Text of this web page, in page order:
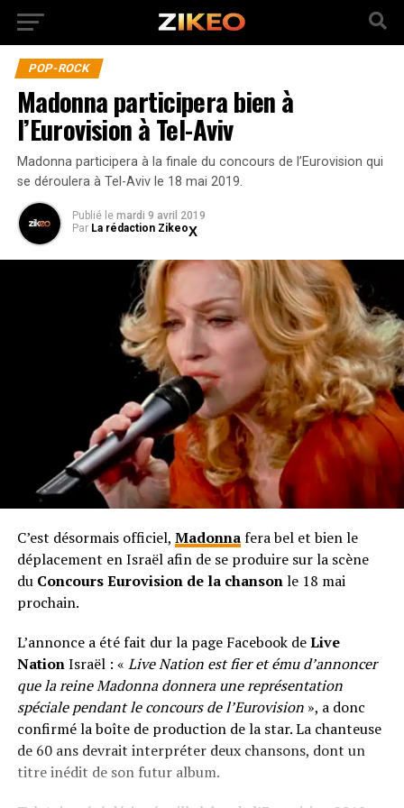
POP-ROCK
Madonna participera bien à
l’Eurovision à Tel-Aviv
Madonna participera à la finale du concours de l’Eurovision qui
se déroulera à Tel-Aviv le 18 mai 2019.
Publié le mardi 9 avril 2019
Par La rédaction Zikeo
C’est désormais officiel, Madonnafera bel et bien le
déplacement en Israël afin de se produire sur la scène
du Concours Eurovision de la chansonle 18 mai
prochain.
L’annonce a été fait dur la page Facebook deLive
NationIsraël : « Live Nation est fier et ému d’annoncer
que la reine Madonna donnera une représentation
spéciale pendant le concours de l’Eurovision», a donc
confirmé la boîte de production de la star. La chanteuse
de 60 ans devrait interpréter deux chansons, dont un
titre inédit de son futur album.